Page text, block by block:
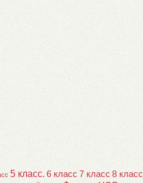
5 класс. 6 класс 7 класс 8 класс